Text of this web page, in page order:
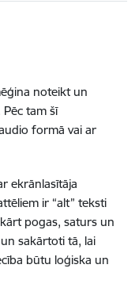
noteikt un
tam šī
formā vai ar
ekrānlasītāja
ir “alt” teksti
pogas, saturs un
sakārtoti tā, lai
būtu loģiska un